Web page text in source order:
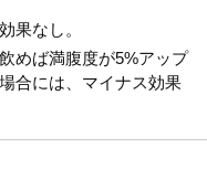
果なし。
めば満腹度が5%アップ
合には、マイナス効果